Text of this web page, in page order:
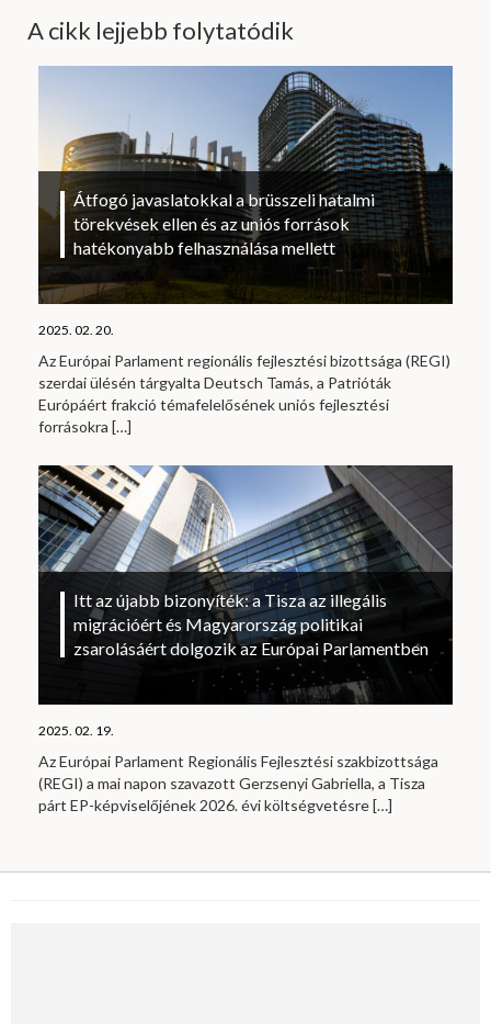
A cikk lejjebb folytatódik
Átfogó javaslatokkal a brüsszeli hatalmi
törekvések ellen és az uniós források
hatékonyabb felhasználása mellett
2025. 02. 20.
Az Európai Parlament regionális fejlesztési bizottsága (REGI)
szerdai ülésén tárgyalta Deutsch Tamás, a Patrióták
Európáért frakció témafelelősének uniós fejlesztési
forrásokra […]
Itt az újabb bizonyíték: a Tisza az illegális
migrációért és Magyarország politikai
zsarolásáért dolgozik az Európai Parlamentben
2025. 02. 19.
Az Európai Parlament Regionális Fejlesztési szakbizottsága
(REGI) a mai napon szavazott Gerzsenyi Gabriella, a Tisza
párt EP-képviselőjének 2026. évi költségvetésre[…]